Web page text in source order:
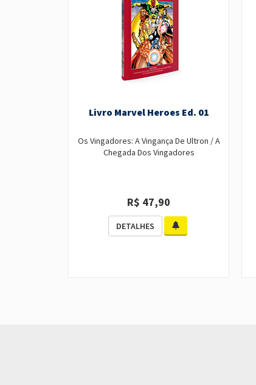
Livro Marvel Heroes Ed. 01
Os Vingadores: A Vingança De Ultron / A
Chegada Dos Vingadores
R$ 47,90
DETALHES